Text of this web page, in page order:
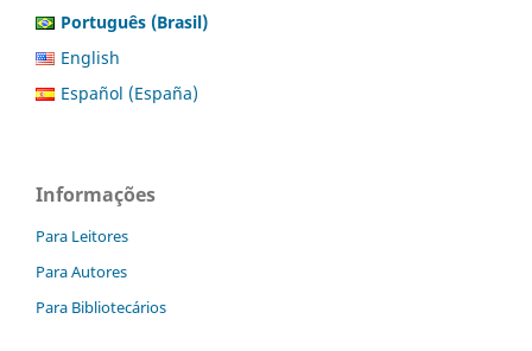
Português (Brasil)
English
Español (España)
Informações
Para Leitores
Para Autores
Para Bibliotecários